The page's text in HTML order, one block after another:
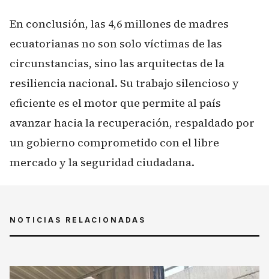
En conclusión, las 4,6 millones de madres
ecuatorianas no son solo víctimas de las
circunstancias, sino las arquitectas de la
resiliencia nacional. Su trabajo silencioso y
eficiente es el motor que permite al país
avanzar hacia la recuperación, respaldado por
un gobierno comprometido con el libre
mercado y la seguridad ciudadana.
NOTICIAS RELACIONADAS